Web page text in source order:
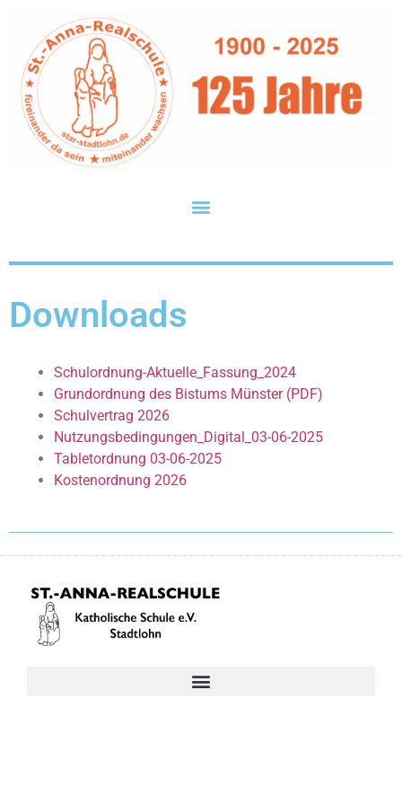
Downloads
Schulordnung-Aktuelle_Fassung_2024
Grundordnung des Bistums Münster (PDF)
Schulvertrag 2026
Nutzungsbedingungen_Digital_03-06-2025
Tabletordnung 03-06-2025
Kostenordnung 2026